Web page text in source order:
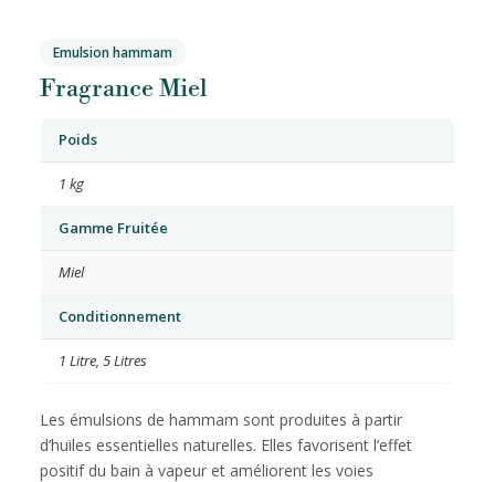
Emulsion hammam
Fragrance Miel
Poids
1 kg
Gamme Fruitée
Miel
Conditionnement
1 Litre, 5 Litres
Les émulsions de hammam sont produites à partir
d’huiles essentielles naturelles. Elles favorisent l’effet
positif du bain à vapeur et améliorent les voies